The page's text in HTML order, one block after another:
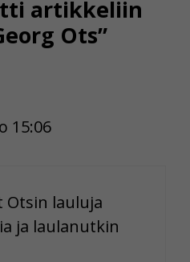
artikkeliin
Ots”
15:06
Otsin lauluja
ja laulanutkin